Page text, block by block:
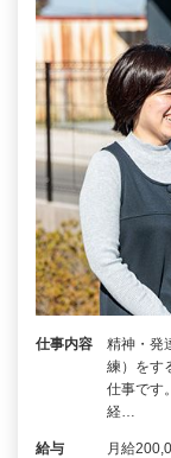
仕事内容
精神・発
練）をす
仕事です
経…
給与 月給